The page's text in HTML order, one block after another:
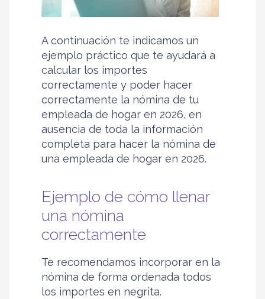
A continuación te indicamos un
ejemplo práctico que te ayudará a
calcular los importes
correctamente y poder hacer
correctamente la nómina de tu
empleada de hogar en 2026, en
ausencia de toda la información
completa para hacer la nómina de
una empleada de hogar en 2026.
Ejemplo de cómo llenar
una nómina
correctamente
Te recomendamos incorporar en la
nómina de forma ordenada todos
los importes en negrita.